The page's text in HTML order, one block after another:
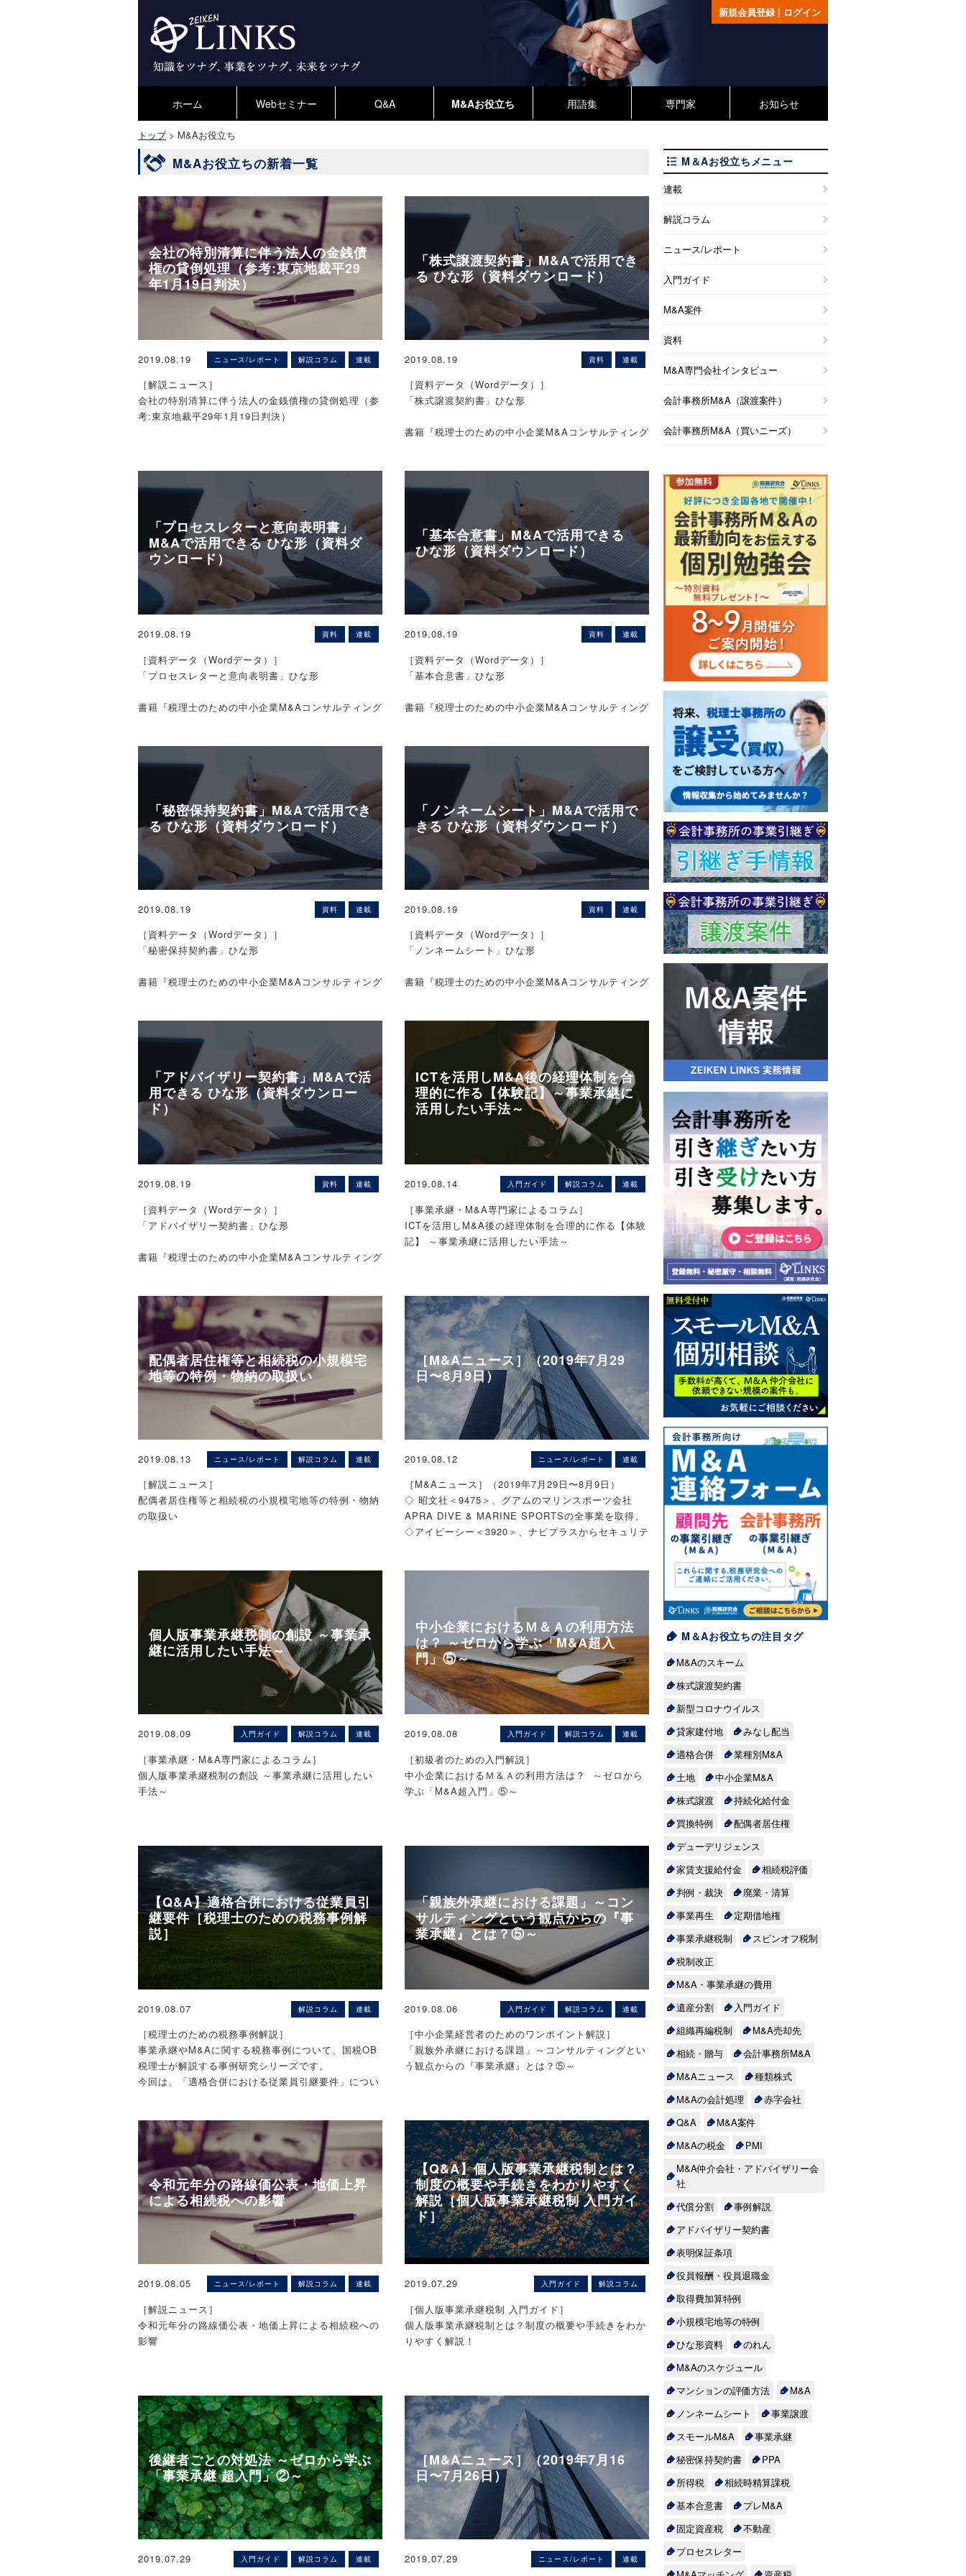
新規会員登録| ログイン
ホーム Webセミナー Q&A M&Aお役立ち 用語集 専門家 お知らせ
トップ> M&Aお役立ち
M&Aお役立ちの新着一覧
会社の特別清算に伴う法人の金銭債
権の貸倒処理（参考:東京地裁平29
年1月19日判決）
2019.08.19 ニュース/レポート 解説コラム 連載
［解説ニュース］
会社の特別清算に伴う法人の金銭債権の貸倒処理（参
考:東京地裁平29年1月19日判決）
1. はじめに
特別清算とは、会社法上の制度で、解散後・清算中の
株式会社について債務超過の疑いがある場合等に裁判
所の命令により開始され、その監督のもとで行われる
（特別の）清算手続であり（会社法510条～574条
外）、協定型と個別和解型があります。
2. 特別清算の2類型と特別清算に伴う貸倒処理に係る
法人税基本通達9-6-1(2)とその他の通達
表題の通達9-6-1 (2)は、法人の有する清算会社に対す
てられることとなった部分の金額」は、その事実の発
生した日の属する事業年度において貸倒れとして損金
の額に算入する」旨を定めています。
ここでいう「協定」とは、会社法563条以下の定めに
従って行われる手続きで、清算会社と協定債権者（一
般債権者のこと）との間で、清算会社が協定債権者に
弁済をすること及び協定債権者は弁済を受けられなか
った部分を免除することを取り決めることで、清算会
社が債権者集会に対して協定の申し出をして、債権者
集会において法定の要件を満たす同意を得て可決し、
ます。協定が成立するとそれに同意しなかった債権者
も拘束されます。
これに対し、債権者が少数の場合（特に、清算会社の
定に代え、協定よりコストや迅速性で勝る「個別和
解」により清算が行われる場合があります。個別和解
は、一部弁済と引き換えに残債免除とする場合が一般
的で、裁判所の許可により効力が生じます（同法535
条①4）。
ここで留意すべきは、特別清算により切り捨てられた
金銭債権につき、9-6-1がその(2)該当の貸倒損失とし
て損金の額に算入することを認めるのは、あくまで協
定により免除される（切り捨てられる）場合のその免
除額に限っており、個別和解による免除（切り捨て）
額はこの(2)に当たらないということです。それは、ま
ず、同通達(2)の文言上、そこに個別和解も含むことは
読みとれないことから明らかであるといえますが、そ
とは別個の手続で、当事者間の公平を担保する、又は
当事者の場合、いかようにも和解（債務免除）の合意
ができます。よって、個別和解による債務免除を協定
によるそれと同等に扱うことは不合理です。
以上の通り、協定型ではなく個別和解型の特別清算手
続が多く利用されているとしても、特別清算手続であ
りさえすれば、子会社の整理に関する親会社の負担
（債務免除）額を無条件に損金の額に算入できるわけ
ではありません。基本通達が、特別清算による債権の
貸倒損失として損金算入を認めようとしていることに
は合理性があり、それを満たすことが必要です。
以上の通り、個別和解による免除額は上記通達の(2)に
当たりませんが、個別和解による債務免除は、同通達
し、その金銭債権の弁済を受けることができないと認
められる場合において、その債務者に対し書面により
明らかにされた債務免除額」に当たる余地は残りま
す。この(4)の「場合」に該当するかどうかの判断は、
金銭債権の弁済の可能性の判断につき「債務者の資産
状況、支払能力等の債務者側の事情だけでなく、債権
回収に必要な労力、債権額と取立費用との比較衡量、
債権回収を強行することによって生ずる他の債権者と
のあつれき等による経営的損失等といった債権者側の
事情、経済的環境等も踏まえ、 社会通念に従って総
合的に判断されるべき」と判示した平成16年12月24
日の最高裁判決に沿って行うべきと考えられます。
この(4)にも当たらない場合は、別の法人税基本通達9-
4-1により、法人税法37条の寄附金に該当するか否か
社会通念上明らかであると認められるためやむを得ず
その損失負担等をするに至った等そのことについて相
当な理由があると認められる」か否かを検討すること
になりますが、この(4)に当たらない場合は、9-4-1が
示す要件も満たさないことが多い、すなわち寄附金と
なる場合が多いと考えられます。
税理士法人タクトコンサルティング 「TACTニュー
ス」（2019/08/19）より転載
「株式譲渡契約書」M&Aで活用でき
る ひな形（資料ダウンロード）
2019.08.19 資料 連載
［資料データ（Wordデータ）］
「株式譲渡契約書」ひな形
書籍『税理士のための中小企業M&Aコンサルティング
［サンプル（イメージ）］
枚数：計9枚（A4サイズ）
［ご利用にあたって］
ます。使用する内容にあわせて、文言などを適切に追
加・修正・削除してご利用ください。法令等は改正等
される場合もございますので、ご使用の際には法律の
専門家に相談することをお勧めします。
※契約書等のひな形の使用結果について、著者及び株
式会社税務研究会は一切の責任を負いかねますのでご
※本ページは、予告なく公開を終了する可能性がござ
います。
【中小零細企業のM&Aなら、ZEIKEN LINKS（運
営：税務研究会）にご相談ください。】
「プロセスレターと意向表明書」
M&Aで活用できる ひな形（資料ダ
ウンロード）
2019.08.19 資料 連載
［資料データ（Wordデータ）］
「プロセスレターと意向表明書」ひな形
書籍『税理士のための中小企業M&Aコンサルティング
［サンプル（イメージ）］
枚数：計3枚（A4サイズ）
［ご利用にあたって］
ます。使用する内容にあわせて、文言などを適切に追
加・修正・削除してご利用ください。法令等は改正等
される場合もございますので、ご使用の際には法律の
専門家に相談することをお勧めします。
※契約書等のひな形の使用結果について、著者及び株
式会社税務研究会は一切の責任を負いかねますのでご
※本ページは、予告なく公開を終了する可能性がござ
います。
【中小零細企業のM&Aなら、ZEIKEN LINKS（運
営：税務研究会）にご相談ください。】
「基本合意書」M&Aで活用できる
ひな形（資料ダウンロード）
2019.08.19 資料 連載
［資料データ（Wordデータ）］
「基本合意書」ひな形
書籍『税理士のための中小企業M&Aコンサルティング
［サンプル（イメージ）］
枚数：計5枚（A4サイズ）
［ご利用にあたって］
ます。使用する内容にあわせて、文言などを適切に追
加・修正・削除してご利用ください。法令等は改正等
される場合もございますので、ご使用の際には法律の
専門家に相談することをお勧めします。
※契約書等のひな形の使用結果について、著者及び株
式会社税務研究会は一切の責任を負いかねますのでご
※本ページは、予告なく公開を終了する可能性がござ
【中小零細企業のM&Aなら、ZEIKEN LINKS（運
営：税務研究会）にご相談ください。】
「秘密保持契約書」M&Aで活用でき
る ひな形（資料ダウンロード）
2019.08.19 資料 連載
［資料データ（Wordデータ）］
「秘密保持契約書」ひな形
書籍『税理士のための中小企業M&Aコンサルティング
［サンプル（イメージ）］
枚数：計2枚（A4サイズ）
［ご利用にあたって］
ます。使用する内容にあわせて、文言などを適切に追
加・修正・削除してご利用ください。法令等は改正等
される場合もございますので、ご使用の際には法律の
専門家に相談することをお勧めします。
※契約書等のひな形の使用結果について、著者及び株
式会社税務研究会は一切の責任を負いかねますのでご
※本ページは、予告なく公開を終了する可能性がござ
います。
【中小零細企業のM&Aなら、ZEIKEN LINKS（運
営：税務研究会）にご相談ください。】
「ノンネームシート」M&Aで活用で
きる ひな形（資料ダウンロード）
2019.08.19 資料 連載
［資料データ（Wordデータ）］
「ノンネームシート」ひな形
書籍『税理士のための中小企業M&Aコンサルティング
［サンプル（イメージ）］
枚数：計1枚（A4サイズ）
［ご利用にあたって］
ます。使用する内容にあわせて、文言などを適切に追
加・修正・削除してご利用ください。法令等は改正等
される場合もございますので、ご使用の際には法律の
専門家に相談することをお勧めします。
※契約書等のひな形の使用結果について、著者及び株
※本ページは、予告なく公開を終了する可能性がござ
います。
【中小零細企業のM&Aなら、ZEIKEN LINKS（運
営：税務研究会）にご相談ください。】
「アドバイザリー契約書」M&Aで活
用できる ひな形（資料ダウンロー
ド）
2019.08.19 資料 連載
［資料データ（Wordデータ）］
「アドバイザリー契約書」ひな形
書籍『税理士のための中小企業M&Aコンサルティング
［サンプル（イメージ）］
枚数：計4枚（A4サイズ）
［ご利用にあたって］
ます。使用する内容にあわせて、文言などを適切に追
加・修正・削除してご利用ください。法令等は改正等
される場合もございますので、ご使用の際には法律の
専門家に相談することをお勧めします。
※契約書等のひな形の使用結果について、著者及び株
※本ページは、予告なく公開を終了する可能性がござ
【中小零細企業のM&Aなら、ZEIKEN LINKS（運
営：税務研究会）にご相談ください。】
ICTを活用しM&A後の経理体制を合
理的に作る【体験記】～事業承継に
活用したい手法～
2019.08.14 入門ガイド 解説コラム 連載
［事業承継・M&A専門家によるコラム］
ICTを活用しM&A後の経理体制を合理的に作る【体験
記】 ～事業承継に活用したい手法～
だきます。ぜひご参考にしてみてください。
〈解説〉
ビジネス・ブレイン税理士事務所（畑中孝介／税理
士）
シリーズ事業承継の活用手法として、中小企業の事業
承継や財産の分散防止に効果的な信託などを解説して
記】をお送りします。
今年3月にお客様の依頼で、M&Aのデューデリジェン
スを行い5月に買収実施しました。
その会社は社長と経理の奥様が一緒にご引退されるこ
当社に相談が来たのですが
（1）経理人材はなかなか募集しても来ない
（2）会社の営業事務や総務がしっかりされているの
で、基本的な資料はそろっている。
上記の2点から当社で経理事務を一括で請け負うこと
にしました。
（1）売上・原価は販売管理システムから仕訳を読み
（3）現金は現金出納帳のエクセルから読み込み
ただく 会計データは給与計算システムから自動連動
（5）様々な証憑請求書はチャットワークに会社の人
に貼っていただき当社で確認読込
（6）2クリックで会計データからデータを切り出し、
会社のお好みの形式の経営管理データを一瞬にして作
ることができる。
結果一部の仕訳以外99%が仕訳読込で 手入力はほぼ
なくなりました。
会計データも翌月8日程度には完成しています。
会社様も経理人材を雇用することなく
また、同時に売上データからセグメントデータも読み
込んでいるため
セグメント管理も実現することができました。
その結果、社長、常務と業績等について話を聞く時間
を十分に確保することができ、意思決定も早くなり、
会社の社長常務のお好みのセグメントデータも2クリ
ニケーションも活発化し、大変喜ばれています。
ICTの活用で経理は1社一人もいらない時代
ですね！
「ビジネスブレイン月間メルマガ（2018/11/20号）」
より一部修正のうえ掲載
配偶者居住権等と相続税の小規模宅
地等の特例・物納の取扱い
2019.08.13 ニュース/レポート 解説コラム 連載
［解説ニュース］
配偶者居住権等と相続税の小規模宅地等の特例・物納
の取扱い
［関連解説］
■配偶者居住権が消滅した場合の相続税・贈与税の取
扱い
被相続人の死亡時にその被相続人の財産であった建物
に居住していた配偶者は、遺産分割または遺言によ
り、その居住していた建物（以下「居住建物」）の全
2．配偶者居住権等と相続税の小規模宅地等の特例
（1）小規模宅地等の特例の概要
小規模宅地等の特例とは、個人が相続等により取得し
た宅地（土地又は土地の上に存する権利をいう。以下
「宅地等」。）のうち被相続人又は被相続人と生計を
ーにしていた被相続人の親族（被相続人等）の事業の
用又は居住の用に供されていた一定の宅地等（下図の
4区分）について、相続税の申告期限までその宅地等
を保有し、事業や居住の用に供するなど一定の要件を
定の面積（限度面積）までの部分について、その相続
税の課税価格を次のとおり減額する特例をいいます
（租税特別措置法69条の4）。
（2）配偶者居住権等と小規模宅地等の特例の適用
配偶者居住権自体は、建物に関する権利であることか
ら、宅地等に係る特例である、小規模宅地等の特例の
適用を受けることはできません。
配偶者が配偶者居住権を取得した場合における、居住
建物の敷地の利用権は、前述(1)の「土地の上に存する
権利」に該当することから、上図④の特定居住用宅地
等として小規模宅地等の特例の適用を受けることがで
居住建物の敷地の所有権についても、その取得者が居
住建物に被相続人と同居していた等の要件を満たすこ
とにより、特定居住用宅地等として小規模宅地等の特
例の適用を受けることができます（租税特別措置法69
条の4第1項、第3項2号・財務省「平成31（令和元）
年度税制改正の解説」539頁）。
（1）相続税の物納の概要
相続税法は、納税義務者が延納によっても金銭で納付
することを困難とする事由がある場合に、税務署長の
許可を受けることにより、その納付を困難とする金額
を限度として金銭以外の一定の財産による納税(物納)
が認められています（同41条第1項）。
相続税の物納に充てることができる財産（物納財産）
とは、原則、納税義務者の相続税の課税価格計算の基
礎となった相続財産（相続時精算課税の適用を受ける
定のものをいい、譲渡制限が付されている株式など一
［M&Aニュース］（2019年7月29
日〜8月9日）
2019.08.12 ニュース/レポート 連載
［M&Aニュース］（2019年7月29日〜8月9日）
◇ 昭文社＜9475＞、グアムのマリンスポーツ会社
APRA DIVE & MARINE SPORTSの全事業を取得、
◇アイビーシー＜3920＞、ナビプラスからセキュリテ
ワキ傘下の動物医薬品卸2社を子会社化、◇伊藤忠テ
クノソリューションズ＜4739＞、インドネシアのIT企
業Nusantara Compnet Integratorなど2社を子会社化
ほか
米投資会社エリオットがユニゾ株をさらに買い増し、
所有割合7.71％に
◆米投資会社エリオット・マネジメントがホテル事業
とオフィス賃貸事業を手がけるユニゾホールディング
ス株式の買い増しを続けている。エリオットが9日、
前日に続き関東財務局に提出した大量保有の変更報告
書によると、ユニゾ株の所有割合は1.09％高まり、
仕掛けられているが、ユニゾ株価はTOB価格の3100
3400円。7月30日（3430円）以来の安値となったが、
TOB価格よりもなお1割程度高い水準にある。エリオ
ットによるユニゾ株の新規保有（5.51％）が判明した
のは6日。
HISは7月11日にTOBを開始し、現在4.79％の所有割
合を45％まで高める計画。TOB期間は23日まで。ユ
ニゾ株価がTOB価格を上回る状態が続けば、株主の多
くにとって市場売却した方が有利で、予定数の株式を
買い付けることが困難とみられる。
TOB価格の3100円はTOB公表前日の終値1990円に
55.78％のプレミアム（上乗せ）を加えた額。
◆ズームは、持分法適用関連会社で音楽用電子機器の
販売を手がける米Zoom North America,LLC（ニュー
ヨーク州。売上高33億7000万円、営業利益4億2800万
円、純資産10億3000万円）の株式17.3％を追加取得
し、子会社化（所有割合50.6％）することを決議し
た。
ズームは2013年に北米の販売拠点として合弁でZoom
North Americaを設立した。米国の音楽用電子機器市
場は世界最大で、ズームの連結売上高の35％を占め、
北米販売拠点の重要性が増している。過半数の株式を
取得し、経営権を掌握することで北米市場を深耕し、
「ズーム」のブランド価値向上につなげる。
取得価額は非公表。取得予定日は2020年1月30日。
◆エコモットは、暖房設備機器・空調設備の製造や保
守管理を主力とするストーク（札幌市。売上高8700万
円、営業利益△1200万円）の全株式を取得し子会社化
することを決議した。
ストークは2013年設立で、北海道を地盤に商業施設を
はじめ公共施設、学校、医療・福祉施設向けに暖房設
備機器などの導入実績を積んでいる。
エコモットは融雪システム遠隔監視システム「ゆりも
っと」を手がけるが、これまで集合住宅向けが中心
で、商業施設などへの展開を今後の課題としている。
ストークを傘下に取り込むことで、商業施設を中心と
個人版事業承継税制の創設 ～事業承
継に活用したい手法～
2019.08.09 入門ガイド 解説コラム 連載
［事業承継・M&A専門家によるコラム］
個人版事業承継税制の創設 ～事業承継に活用したい
手法～
日本の中小企業では事業承継が喫緊の課題となってい
ます。
社長の平均年齢は68歳となり、このまま何もしないと
127万社もの
中小企業が消滅するかもしれないということで平成30
特例事業承継税制が創設されました。
この特例事業承継税制は、相続税贈与税の全額猶予や
雇用確保要件の緩和、
倒産廃業時の価格の引き下げなど懸案事項を大幅に改
承継税制の適用が増加しています。
また、特例事業承継税制の創設が契機となりM&Aなど
の事業承継も
一気に加速した感じがあります。
（私の肌感覚では以前の2-3倍の案件が進捗し始めた
イメージです）
一方で上記の対策は法人に限定されており個人事業者
は置き去りにされていました。
法人と異なり事業資産と家計資産が明確に分離されて
しかし、個人事業者209万人のうち150万人（73％）
が
個人版事業承継税制が創設されることになりました。
基本的には法人版の事業承継税制と同様のフレームワ
ークとなっています。
・承継計画は5年間で提出
・贈与相続開始期間は約10年間
・事業用資産は、土地建物は一定面積まで、その他の
減価償却資産は
中小企業におけるＭ＆Ａの利用方法
は？ ～ゼロから学ぶ「M&A超入
門」⑤～
2019.08.08 入門ガイド 解説コラム 連載
［初級者のための入門解説］
中小企業におけるＭ＆Ａの利用方法は？ ～ゼロから
学ぶ「M&A超入門」⑤～
〈解説〉
公認会計士・税理士 植木康彦（Ginza会計事務所）
売り手サイド
るノンコア事業の売却、事業再編、事業売却による資
金調達、事業の売却によるリタイヤなどがあります
が、最近は事業承継がらみのケースが多く発生してお
ります。
売却するときに利用されます。
我が国経営者の平均引退年齢は70歳超と言われていま
すが、その中小企業経営者は245万人（全中小企業者
の60％）で、その半数の127万人が廃業を予定してい
ると言われています。廃業予定の理由としては、そも
そも後継者がいない、あるいは後継者がいても継いで
くれない、が多数を占め、更に残念なことは廃業予定
者のうち30％程度は健全な会社が存在することです。
いわずもがな我が国経済は中小零細企業によって支え
少はやがて日本株式会社の終焉を意味する大問題で
す。
チングできれば廃業を免れることも可能となるので
す。
買い手サイド
Ｍ＆Ａの買い手は、一昔前はファンドが多かったよう
ですが、今日では事業会社や個人起業家など、プレー
ヤーが多様化しています。それでは買い手の目的は、
何でしょうか。一般的には以下のように言われており
【Q&A】適格合併における従業員引
継要件［税理士のための税務事例解
説］
2019.08.07 解説コラム 連載
［税理士のための税務事例解説］
事業承継やM&Aに関する税務事例について、国税OB
税理士が解説する事例研究シリーズです。
今回は、「適格合併における従業員引継要件」につい
［関連解説］
■【Q&A】適格合併の適否及び被合併法人の未処理欠
損金の引継ぎ制限
■【Q&A】合併における税制適格要件について
「Ａ社」は「Ｂ社」を吸収合併する予定です。株式保
有は50％超（100％ではない）で、適格要因として
「金銭不交付要件」「支配関係継続要件」「事業継続
要件」は満たしています。しかし、「従業者引継要
件」を満たすかどうかの判断で悩んでいます。「Ａ
法（適格要件を満たす）はあるのでしょうか。
[回答]
１ 適格合併
(1) 適格合併の要件
法人税法上、次のいずれかに該当する合併で被合併法
人の株主等に合併法人株式又は合併親法人株式のいず
れか一方の株式又は出資以外の資産が交付されないも
のは適格合併に該当します（法人税法2十二の八）。
イ その合併に係る被合併法人と合併法人との間に完
「親族外承継における課題」～コン
サルティングという観点からの『事
業承継』とは？⑤～
2019.08.06 入門ガイド 解説コラム 連載
［中小企業経営者のためのワンポイント解説］
「親族外承継における課題」～コンサルティングとい
う観点からの『事業承継』とは？⑤～
全性は高いものの親族内後継者がいない会社）に着目
します。タイプBは、親族外の役員・従業員へ承継す
るケースと、第三者へ売却するケースに分けられます
が、今回は、親族外の役員・従業員へ承継するケース
をご紹介いただきます。
〈解説〉
税理士法人髙野総合会計事務所 関場靖人／公認会計
士
【親族外の役員・従業員への承継】
親族の中に適切な後継者がいない場合、役員又は従業
員の中から後継候補者を選んで承継させることが考え
られます。親族外の役員に経営を委任し、所有権（自
チベーションや将来オーナーに生じる相続等の問題か
ら、所有と経営の一致を維持するのが望ましいと言わ
れています。所有と経営を一致させることは、会社の
支配権を移転することを意味するため、その手法とし
て株式譲渡が典型です。親族外の役員へ株式譲渡する
手法（自社株式の買取）を
「MBO（ManagementBuyout）」、従業員へ株式譲
渡する手法を「EBO（EmployeeBuyout）」
などとい
います。
【親族外承継における課題】
親族外承継において最も課題として以下の２つがあり
令和元年分の路線価公表・地価上昇
による相続税への影響
2019.08.05 ニュース/レポート 解説コラム 連載
［解説ニュース］
令和元年分の路線価公表・地価上昇による相続税への
影響
理士）
１．路線価4年連続上昇
国税庁は7月1日、令和元年分の路線価を記載した路線
価図を同庁のホームページで公表しました。
http://www.rosenka.nta.go.jp/
全国の平均路線価は4年連続で上昇傾向にあり、その
る「＋1.3%」となりました。現在国税庁のホームぺ
【Q&A】個人版事業承継税制とは？
制度の概要や手続きをわかりやすく
解説［個人版事業承継税制 入門ガイ
ド］
2019.07.29 入門ガイド 解説コラム
［個人版事業承継税制 入門ガイド］
個人版事業承継税制とは？制度の概要や手続きをわか
りやすく解説！
【目次】
１、個人版事業承継税制とは？
２、どういった場合に適用を受けられるの？納税が必
要になる場合とは？
３、猶予税額や納税額はどのように計算するの？
４、会社の事業承継税制とは何が違う？
５、適用を受けるための手続きは？
６、個人事業承継計画とは？いつまでに？どこに提
７、個人版事業承継税制に関する書類などはどこで入
後継者ごとの対処法 ～ゼロから学ぶ
「事業承継 超入門」②～
2019.07.29 入門ガイド 解説コラム 連載
［M&Aニュース］（2019年7月16
日〜7月26日）
2019.07.29 ニュース/レポート 連載
M＆Aお役立ちメニュー
連載
解説コラム
ニュース/レポート
入門ガイド
M&A案件
資料
M&A専門会社インタビュー
会計事務所M&A（譲渡案件）
会計事務所M&A（買いニーズ）
M＆Aお役立ちの注目タグ
M&Aのスキーム
株式譲渡契約書
新型コロナウイルス
貸家建付地
みなし配当
適格合併
業種別M&A
土地
中小企業M&A
株式譲渡
持続化給付金
買換特例
配偶者居住権
デューデリジェンス
家賃支援給付金
相続税評価
判例・裁決
廃業・清算
事業再生
定期借地権
事業承継税制
スピンオフ税制
税制改正
M&A・事業承継の費用
遺産分割
入門ガイド
組織再編税制
M&A売却先
相続・贈与
会計事務所M&A
M&Aニュース
種類株式
M&Aの会計処理
赤字会社
Q&A
M&A案件
M&Aの税金
PMI
M&A仲介会社・アドバイザリー会
社
代償分割
事例解説
アドバイザリー契約書
表明保証条項
役員報酬・役員退職金
取得費加算特例
小規模宅地等の特例
ひな形資料
のれん
M&Aのスケジュール
マンションの評価方法
M&A
ノンネームシート
事業譲渡
スモールM&A
事業承継
秘密保持契約書
PPA
所得税
相続時精算課税
基本合意書
プレM&A
固定資産税
不動産
プロセスレター